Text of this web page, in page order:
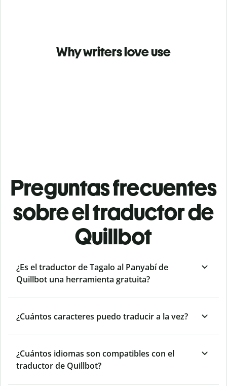
Why writers love use
Preguntas frecuentes
sobre el traductor de
Quillbot
¿Es el traductor de Tagalo al Panyabí de
Quillbot una herramienta gratuita?
¿Cuántos caracteres puedo traducir a la vez?
¿Cuántos idiomas son compatibles con el
traductor de Quillbot?